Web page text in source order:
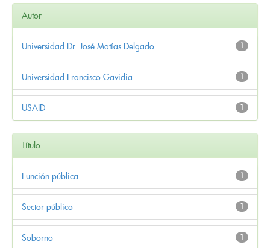
Autor
1
Universidad Dr. José Matías Delgado
1
Universidad Francisco Gavidia
1
USAID
Título
1
Función pública
1
Sector público
1
Soborno